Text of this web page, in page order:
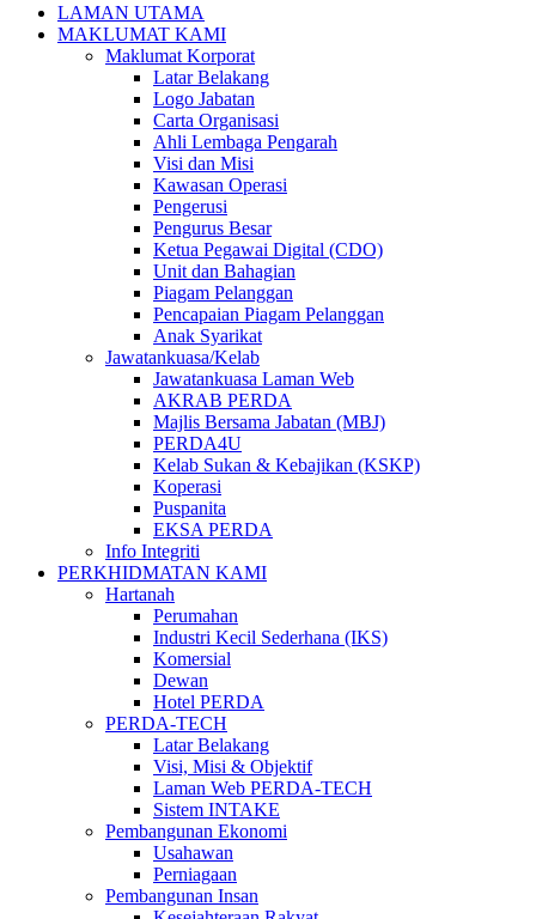
LAMAN UTAMA
MAKLUMAT KAMI
Maklumat Korporat
Latar Belakang
Logo Jabatan
Carta Organisasi
Ahli Lembaga Pengarah
Visi dan Misi
Kawasan Operasi
Pengerusi
Pengurus Besar
Ketua Pegawai Digital (CDO)
Unit dan Bahagian
Piagam Pelanggan
Pencapaian Piagam Pelanggan
Anak Syarikat
Jawatankuasa/Kelab
Jawatankuasa Laman Web
AKRAB PERDA
Majlis Bersama Jabatan (MBJ)
PERDA4U
Kelab Sukan & Kebajikan (KSKP)
Koperasi
Puspanita
EKSA PERDA
Info Integriti
PERKHIDMATAN KAMI
Hartanah
Perumahan
Industri Kecil Sederhana (IKS)
Komersial
Dewan
Hotel PERDA
PERDA-TECH
Latar Belakang
Visi, Misi & Objektif
Laman Web PERDA-TECH
Sistem INTAKE
Pembangunan Ekonomi
Usahawan
Perniagaan
Pembangunan Insan